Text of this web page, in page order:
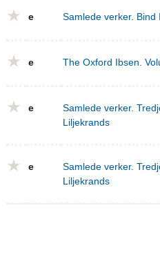
e Samlede verker. Bind I
e The Oxford Ibsen.
e
Samlede verker.
Liljekrands
e
Samlede verker.
Liljekrands